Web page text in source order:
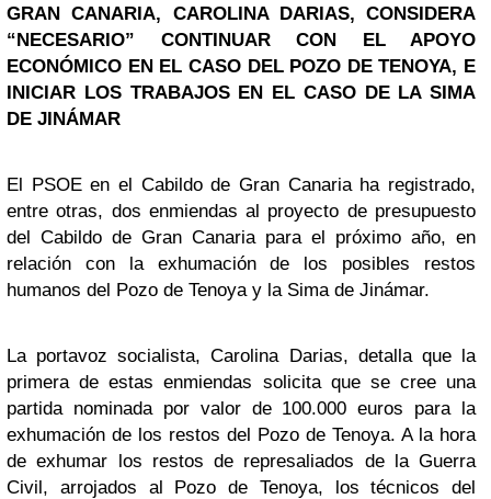
GRAN CANARIA, CAROLINA DARIAS, CONSIDERA
“NECESARIO” CONTINUAR CON EL APOYO
ECONÓMICO EN EL CASO DEL POZO DE TENOYA, E
INICIAR LOS TRABAJOS EN EL CASO DE LA SIMA
DE JINÁMAR
El PSOE en el Cabildo de Gran Canaria ha registrado,
entre otras, dos enmiendas al proyecto de presupuesto
del Cabildo de Gran Canaria para el próximo año, en
relación con la exhumación de los posibles restos
humanos del Pozo de Tenoya y la Sima de Jinámar.
La portavoz socialista, Carolina Darias, detalla que la
primera de estas enmiendas solicita que se cree una
partida nominada por valor de 100.000 euros para la
exhumación de los restos del Pozo de Tenoya. A la hora
de exhumar los restos de represaliados de la Guerra
Civil, arrojados al Pozo de Tenoya, los técnicos del